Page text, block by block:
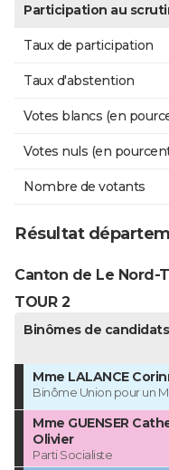
Participation au
Taux de participation
Taux d'abstention
Votes blancs (en
Votes nuls (en
Nombre de votants
Résultat
Canton de Le Nord-
TOUR 2
Binômes de candidats
Mme LALANCE
Binôme Union pour un
Mme GUENSER
Olivier
Parti Socialiste